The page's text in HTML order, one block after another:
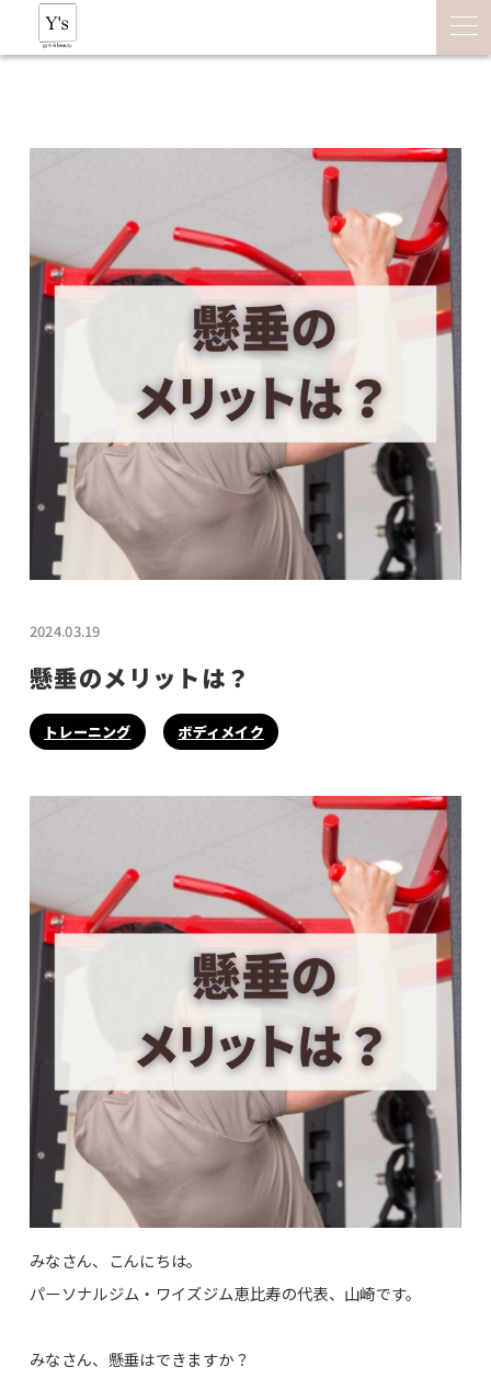
2024.03.19
懸垂のメリットは？
トレーニング ボディメイク
みなさん、こんにちは。
パーソナルジム・ワイズジム恵比寿の代表、山崎です。
みなさん、懸垂はできますか？